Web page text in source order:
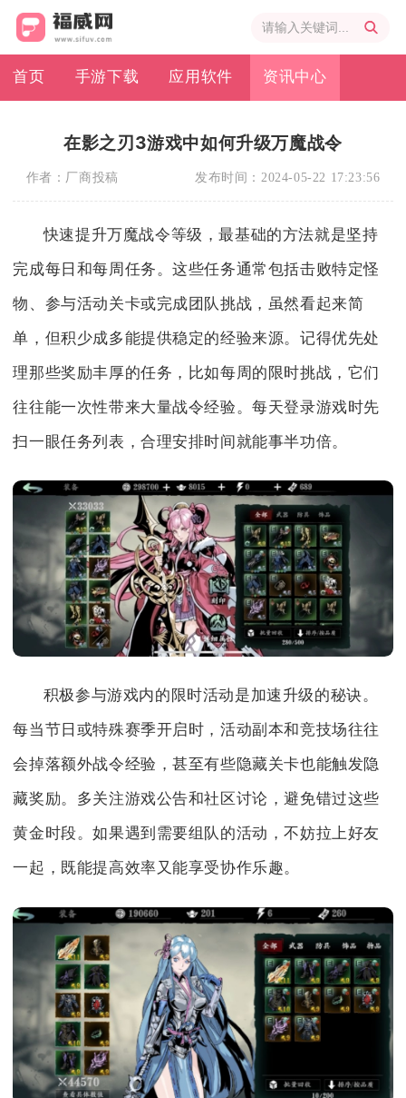
首页 手游下载 应用软件 资讯中心
在影之刃3游戏中如何升级万魔战令
作者： 厂商投稿 发布时间： 2024-05-22 17:23:56
快速提升万魔战令等级，最基础的方法就是坚持
完成每日和每周任务。这些任务通常包括击败特定怪
物、参与活动关卡或完成团队挑战，虽然看起来简
单，但积少成多能提供稳定的经验来源。记得优先处
理那些奖励丰厚的任务，比如每周的限时挑战，它们
往往能一次性带来大量战令经验。每天登录游戏时先
扫一眼任务列表，合理安排时间就能事半功倍。
积极参与游戏内的限时活动是加速升级的秘诀。
每当节日或特殊赛季开启时，活动副本和竞技场往往
会掉落额外战令经验，甚至有些隐藏关卡也能触发隐
藏奖励。多关注游戏公告和社区讨论，避免错过这些
黄金时段。如果遇到需要组队的活动，不妨拉上好友
一起，既能提高效率又能享受协作乐趣。